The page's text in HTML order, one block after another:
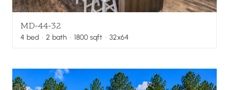
MD-44-32
4 bed · 2 bath · 1800 sqft· 32x64